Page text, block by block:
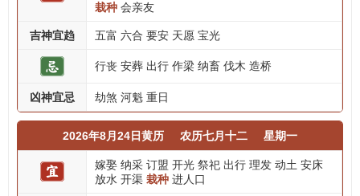
栽种 会亲友
吉神宜趋 五富 六合 要安 天愿 宝光
行丧 安葬 出行 作梁 纳畜 伐木 造桥
凶神宜忌 劫煞 河魁 重日
2026年8月24日黄历 农历七月十二 星期一
嫁娶 纳采 订盟 开光 祭祀 出行 理发 动土 安床
放水 开渠 栽种 进人口